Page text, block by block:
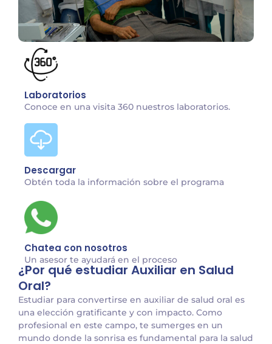
Laboratorios
Conoce en una visita 360 nuestros laboratorios.
Descargar
Obtén toda la información sobre el programa
Chatea con nosotros
Un asesor te ayudará en el proceso
¿Por qué estudiar Auxiliar en Salud
Oral?
Estudiar para convertirse en auxiliar de salud oral es
una elección gratificante y con impacto. Como
profesional en este campo, te sumerges en un
mundo donde la sonrisa es fundamental para la salud